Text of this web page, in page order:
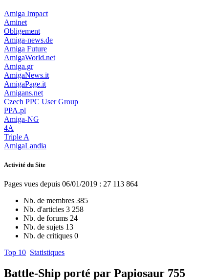
Amiga Impact
Aminet
Obligement
Amiga-news.de
Amiga Future
AmigaWorld.net
Amiga.gr
AmigaNews.it
AmigaPage.it
Amigans.net
Czech PPC User Group
PPA.pl
Amiga-NG
4A
Triple A
AmigaLandia
Activité du Site
Pages vues depuis 06/01/2019 : 27 113 864
Nb. de membres 385
Nb. d'articles 3 258
Nb. de forums 24
Nb. de sujets 13
Nb. de critiques 0
Top 10 Statistiques
Battle-Ship porté par Papiosaur 755